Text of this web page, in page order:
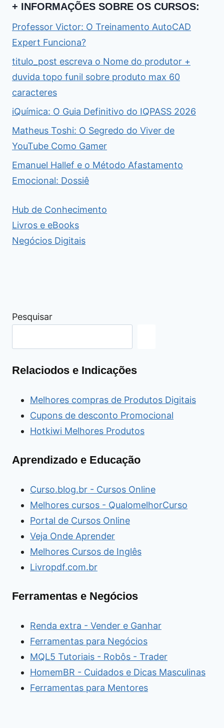
+ INFORMAÇÕES SOBRE OS CURSOS:
Professor Victor: O Treinamento AutoCAD
Expert Funciona?
titulo_post escreva o Nome do produtor +
duvida topo funil sobre produto max 60
caracteres
iQuímica: O Guia Definitivo do IQPASS 2026
Matheus Toshi: O Segredo do Viver de
YouTube Como Gamer
Emanuel Hallef e o Método Afastamento
Emocional: Dossiê
Hub de Conhecimento
Livros e eBooks
Negócios Digitais
Pesquisar
Relaciodos e Indicações
Melhores compras de Produtos Digitais
Cupons de desconto Promocional
Hotkiwi Melhores Produtos
Aprendizado e Educação
Curso.blog.br - Cursos Online
Melhores cursos - QualomelhorCurso
Portal de Cursos Online
Veja Onde Aprender
Melhores Cursos de Inglês
Livropdf.com.br
Ferramentas e Negócios
Renda extra - Vender e Ganhar
Ferramentas para Negócios
MQL5 Tutoriais - Robôs - Trader
HomemBR - Cuidados e Dicas Masculinas
Ferramentas para Mentores